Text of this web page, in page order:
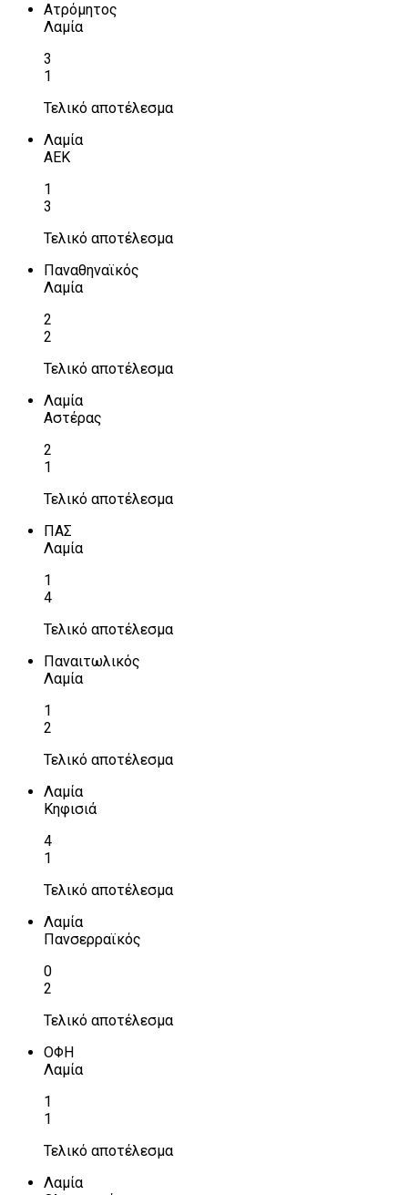
Ατρόμητος
Λαμία
3
1
Τελικό αποτέλεσμα
Λαμία
ΑΕΚ
1
3
Τελικό αποτέλεσμα
Παναθηναϊκός
Λαμία
2
2
Τελικό αποτέλεσμα
Λαμία
Αστέρας
2
1
Τελικό αποτέλεσμα
ΠΑΣ
Λαμία
1
4
Τελικό αποτέλεσμα
Παναιτωλικός
Λαμία
1
2
Τελικό αποτέλεσμα
Λαμία
Κηφισιά
4
1
Τελικό αποτέλεσμα
Λαμία
Πανσερραϊκός
0
2
Τελικό αποτέλεσμα
ΟΦΗ
Λαμία
1
1
Τελικό αποτέλεσμα
Λαμία